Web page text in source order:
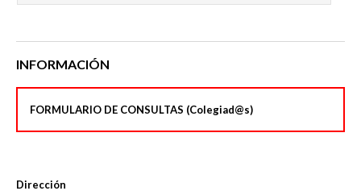
INFORMACIÓN
FORMULARIO DE CONSULTAS (Colegiad@s)
Dirección